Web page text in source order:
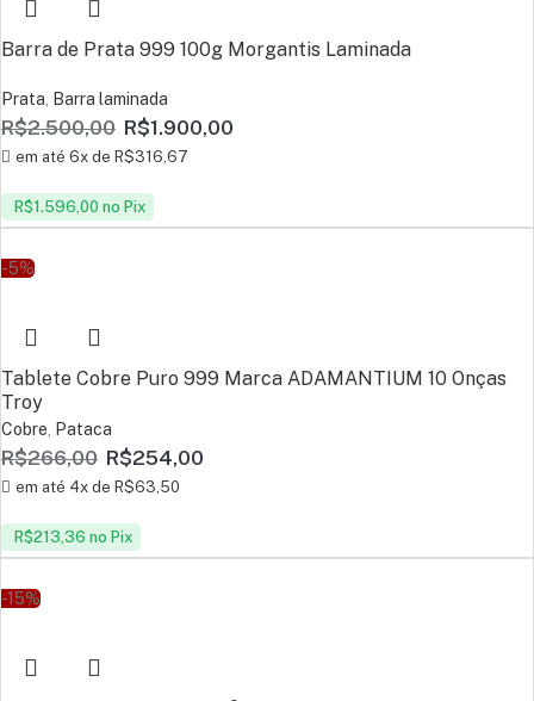
Barra de Prata 999 100g Morgantis Laminada
Prata Barra laminada
R$2.500,00 R$1.900,00
em até 6x de R$316,67
R$1.596,00 no Pix
-5%
Tablete Cobre Puro 999 Marca ADAMANTIUM 10 Onças
Troy
Cobre Pataca
R$266,00 R$254,00
em até 4x de R$63,50
R$213,36 no Pix
-15%